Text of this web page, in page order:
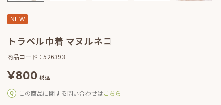
NEW
トラベル巾着 マヌルネコ
商品コード：526393
¥800 税込
この商品に関する問い合わせはこちら